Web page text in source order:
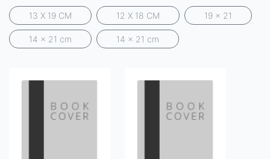
13 X 19 CM 12 X 18 CM 19 x 21
14 x 21 cm 14 x 21 cm